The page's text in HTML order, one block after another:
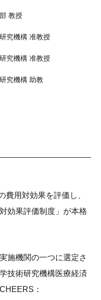
教授
究機構 准教授
究機構 准教授
究機構 助教
費用対効果を評価し、
効果評価制度」が本格
施機関の一つに選定さ
技術研究機構医療経済
：